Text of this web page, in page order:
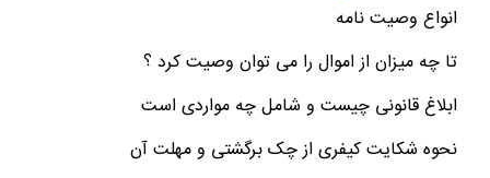
انواع وصیت نامه
تا چه میزان از اموال را می توان وصیت کرد ؟
ابلاغ قانونی چیست و شامل چه مواردی است
نحوه شکایت کیفری از چک برگشتی و مهلت آن